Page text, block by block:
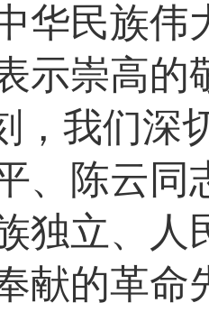
华民族伟
示崇高的
，我们深
、陈云同
独立、人
献的革命